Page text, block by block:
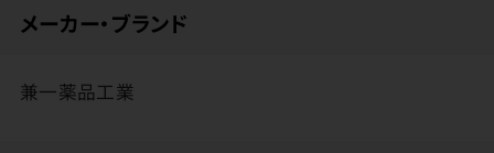
メーカー・ブランド
兼一薬品工業